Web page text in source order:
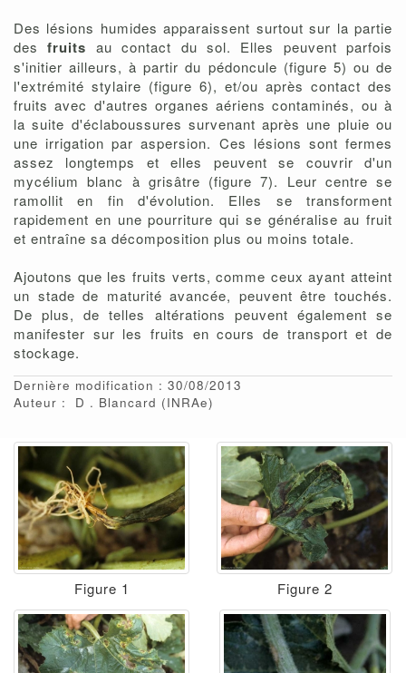
Des lésions humides apparaissent surtout sur la partie
desfruits au contact du sol. Elles peuvent parfois
s'initier ailleurs, à partir du pédoncule (figure 5) ou de
l'extrémité stylaire (figure 6), et/ou après contact des
fruits avec d'autres organes aériens contaminés, ou à
la suite d'éclaboussures survenant après une pluie ou
une irrigation par aspersion. Ces lésions sont fermes
assez longtemps et elles peuvent se couvrir d'un
mycélium blanc à grisâtre (figure 7). Leur centre se
ramollit en fin d'évolution. Elles se transforment
rapidement en une pourriture qui se généralise au fruit
et entraîne sa décomposition plus ou moins totale.
Ajoutons que les fruits verts, comme ceux ayant atteint
un stade de maturité avancée, peuvent être touchés.
De plus, de telles altérations peuvent également se
manifester sur les fruits en cours de transport et de
stockage.
Dernière modification : 30/08/2013
Auteur :
D Blancard (INRAe)
Figure 1 Figure 2